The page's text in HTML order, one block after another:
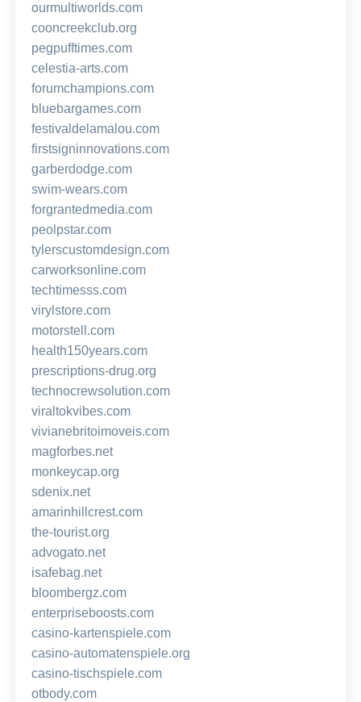
ourmultiworlds.com
cooncreekclub.org
pegpufftimes.com
celestia-arts.com
forumchampions.com
bluebargames.com
festivaldelamalou.com
firstsigninnovations.com
garberdodge.com
swim-wears.com
forgrantedmedia.com
peolpstar.com
tylerscustomdesign.com
carworksonline.com
techtimesss.com
virylstore.com
motorstell.com
health150years.com
prescriptions-drug.org
technocrewsolution.com
viraltokvibes.com
vivianebritoimoveis.com
magforbes.net
monkeycap.org
sdenix.net
amarinhillcrest.com
the-tourist.org
advogato.net
isafebag.net
bloombergz.com
enterpriseboosts.com
casino-kartenspiele.com
casino-automatenspiele.org
casino-tischspiele.com
otbody.com